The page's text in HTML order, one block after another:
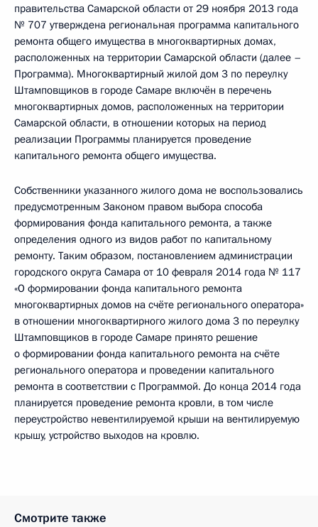
правительства Самарской области от 29 ноября 2013 года
№ 707 утверждена региональная программа капитального
ремонта общего имущества в многоквартирных домах,
расположенных на территории Самарской области (далее –
Программа). Многоквартирный жилой дом 3 по переулку
Штамповщиков в городе Самаре включён в перечень
многоквартирных домов, расположенных на территории
Самарской области, в отношении которых на период
реализации Программы планируется проведение
капитального ремонта общего имущества.
Собственники указанного жилого дома не воспользовались
предусмотренным Законом правом выбора способа
формирования фонда капитального ремонта, а также
определения одного из видов работ по капитальному
ремонту. Таким образом, постановлением администрации
городского округа Самара от 10 февраля 2014 года № 117
«О формировании фонда капитального ремонта
многоквартирных домов на счёте регионального оператора»
в отношении многоквартирного жилого дома 3 по переулку
Штамповщиков в городе Самаре принято решение
о формировании фонда капитального ремонта на счёте
регионального оператора и проведении капитального
ремонта в соответствии с Программой. До конца 2014 года
планируется проведение ремонта кровли, в том числе
переустройство невентилируемой крыши на вентилируемую
крышу, устройство выходов на кровлю.
Смотрите также